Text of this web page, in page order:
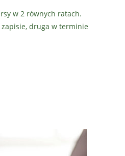
w 2 równych ratach.
druga w terminie